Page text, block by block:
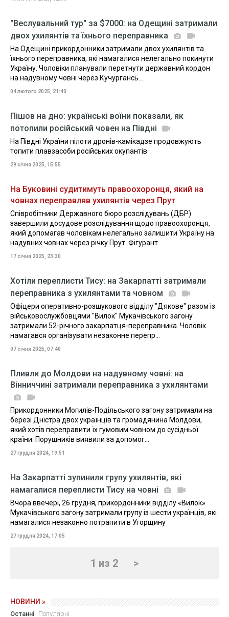
"Веслувальний тур" за $7000: на Одещині затримали
двох ухилянтів та їхнього переправника
На Одещині прикордонники затримали двох ухилянтів та
їхнього переправника, які намагалися нелегально покинути
Україну. Чоловіки планували перетнути державний кордон
на надувному човні через Кучургансь...
04 лютого 2025, 21:40
Пішов на дно: українські воїни показали, як
потопили російський човен на Півдні
На Півдні України пілоти дронів-камікадзе продовжують
топити плавзасоби російських окупантів
29 січня 2025, 15:55
На Буковині судитимуть правоохоронця, який на
човнах переправляв ухилянтів через Прут
Співробітники Державного бюро розслідувань (ДБР)
завершили досудове розслідування щодо правоохоронця,
який допомагав чоловікам нелегально залишити Україну на
надувних човнах через річку Прут. Фігурант...
17 січня 2025, 23:30
Хотіли переплисти Тису: на Закарпатті затримали
переправника з ухилянтами та човном
Офіцери оперативно-розшукового відділу "Дякове" разом із
військовослужбовцями "Вилок" Мукачівського загону
затримали 52-річного закарпатця-переправника. Чоловік
намагався організувати незаконне перепр...
07 січня 2025, 07:40
Пливли до Молдови на надувному човні: на
Вінниччині затримали переправника з ухилянтами
Прикордонники Могилів-Подільського загону затримали на
березі Дністра двох українців та громадянина Молдови,
який хотів переправити їх гумовим човном до сусідньої
країни. Порушників виявили за допомог...
27 грудня 2024, 19:51
На Закарпатті зупинили групу ухилянтів, які
намагалися переплисти Тису на човні
Вчора ввечері, 26 грудня, прикордонники відділу «Вилок»
Мукачівського загону затримали групу із шести українців, які
намагалися незаконно потрапити в Угорщину
27 грудня 2024, 17:05
1 из 2 >
НОВИНИ »
Останні Популярні